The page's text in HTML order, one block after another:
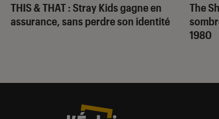
THIS & THAT: Stray Kids gagne en
assurance, sans perdre son identité
The
1980